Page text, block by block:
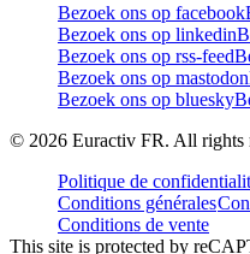
Bezoek ons op facebook
Bezoek ons op linkedin
Bezoek ons op rss-feed
Bezoek ons op mastodon
Bezoek ons op bluesky
© 2026 Euractiv FR. All rights
Politique de
Conditions générales
Conditions de vente
This site is protected by